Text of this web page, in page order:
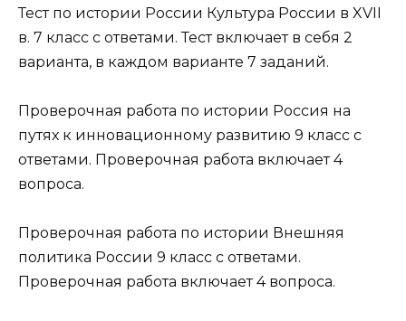
Тест по истории России Культура России в XVII
в. 7 класс с ответами. Тест включает в себя 2
варианта, в каждом варианте 7 заданий.
Проверочная работа по истории Россия на
путях к инновационному развитию 9 класс с
ответами. Проверочная работа включает 4
вопроса.
Проверочная работа по истории Внешняя
политика России 9 класс с ответами.
Проверочная работа включает 4 вопроса.